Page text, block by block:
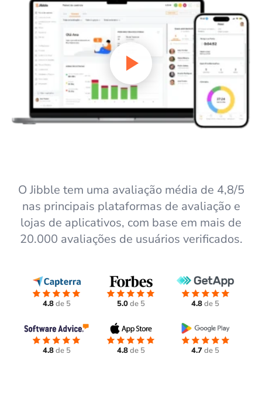
O Jibble tem uma avaliação média de 4,8/5
nas principais plataformas de avaliação e
lojas de aplicativos, com base em mais de
20.000 avaliações de usuários verificados.
4.8de 5 5.0de 5 4.8de 5
4.8de 5 4.8de 5 4.7de 5